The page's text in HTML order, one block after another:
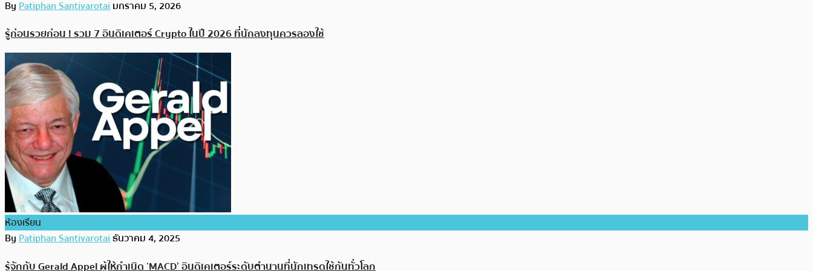
ByPatiphan Santivarotaiมกราคม 5, 2026
รู้ก่อนรวยก่อน ! รวม 7 อินดิเคเตอร์ Crypto ในปี 2026 ที่นักลงทุนควรลองใช้
ห้องเรียน
ByPatiphan Santivarotaiธันวาคม 4, 2025
รู้จักกับ Gerald Appel ผู้ให้กำเนิด ‘MACD’ อินดิเคเตอร์ระดับตำนานที่นักเทรดใช้กันทั่วโลก